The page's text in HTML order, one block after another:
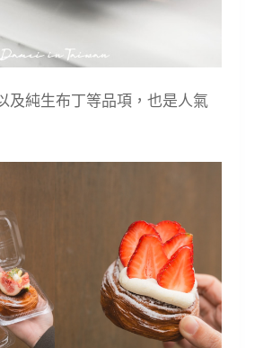
及純生布丁等品項，也是人氣